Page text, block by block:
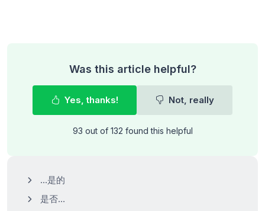
Was this article helpful?
Yes, thanks! Not, really
93 out of 132 found this helpful
…是的
是否…